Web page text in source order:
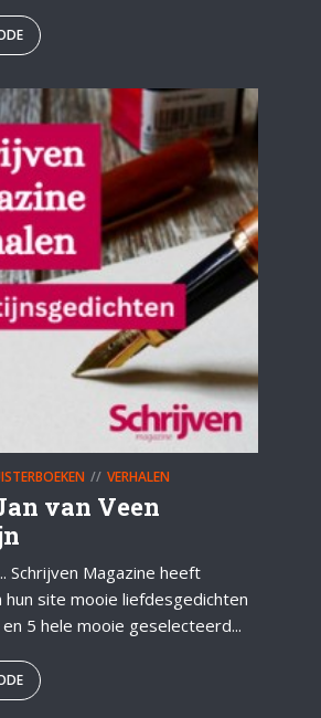
VERHALEN
van Veen
Schrijven Magazine heeft
hun site mooie liefdesgedichten
5 hele mooie geselecteerd...